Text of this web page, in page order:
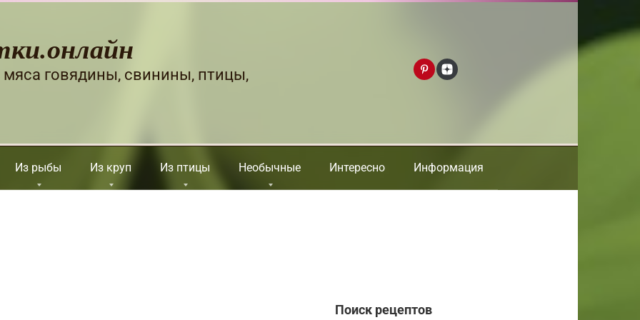
мяса говядины, свинины, птицы,
Из рыбы Из круп Из птицы Необычные Интересно Информация
Поиск рецептов